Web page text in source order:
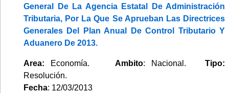
General De La Agencia Estatal De Administración
Tributaria, Por La Que Se Aprueban Las Directrices
Generales Del Plan Anual De Control Tributario Y
Aduanero De 2013.
Area: Economía. Ambito: Nacional.Tipo:
Resolución.
Fecha: 12/03/2013